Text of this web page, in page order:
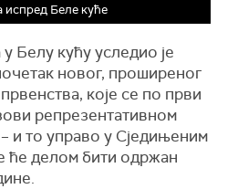
испред Беле куће
Белу кућу уследио је
новог, проширеног
које се по први
репрезентативном
и то управо у Сједињеним
ће делом бити одржан